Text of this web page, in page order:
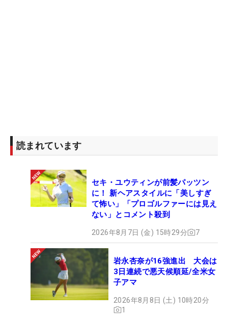
読まれています
セキ・ユウティンが前髪パッツン
に！ 新ヘアスタイルに「美しすぎ
て怖い」「プロゴルファーには見え
ない」とコメント殺到
2026年8月7日 (金) 15時29分 7
岩永杏奈が16強進出 大会は
3日連続で悪天候順延/全米女
子アマ
2026年8月8日 (土) 10時20分
1